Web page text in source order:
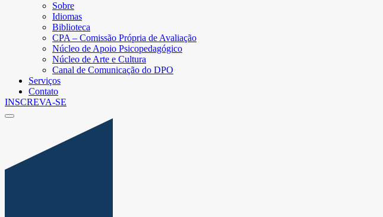
Sobre
Idiomas
Biblioteca
CPA – Comissão Própria de Avaliação
Núcleo de Apoio Psicopedagógico
Núcleo de Arte e Cultura
Canal de Comunicação do DPO
Serviços
Contato
INSCREVA-SE